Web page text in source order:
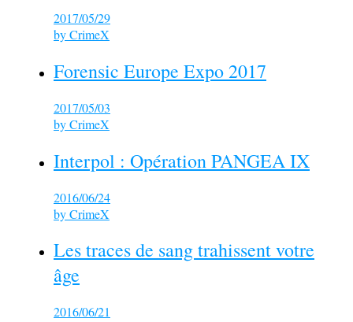
2017/05/29
byCrimeX
Forensic Europe Expo 2017
2017/05/03
byCrimeX
Interpol : Opération PANGEA IX
2016/06/24
byCrimeX
Les traces de sang trahissent votre
âge
2016/06/21